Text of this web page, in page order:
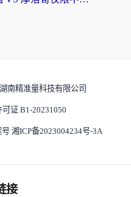
湖南精准量科技有限公司
证 B1-20231050
湘ICP备2023004234号-3A
接